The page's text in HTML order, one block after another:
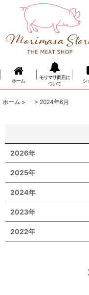
ホーム
モリマサ商店に
ついて
シ
ホーム > > 2024年6月
2026年
2025年
2024年
2023年
2022年